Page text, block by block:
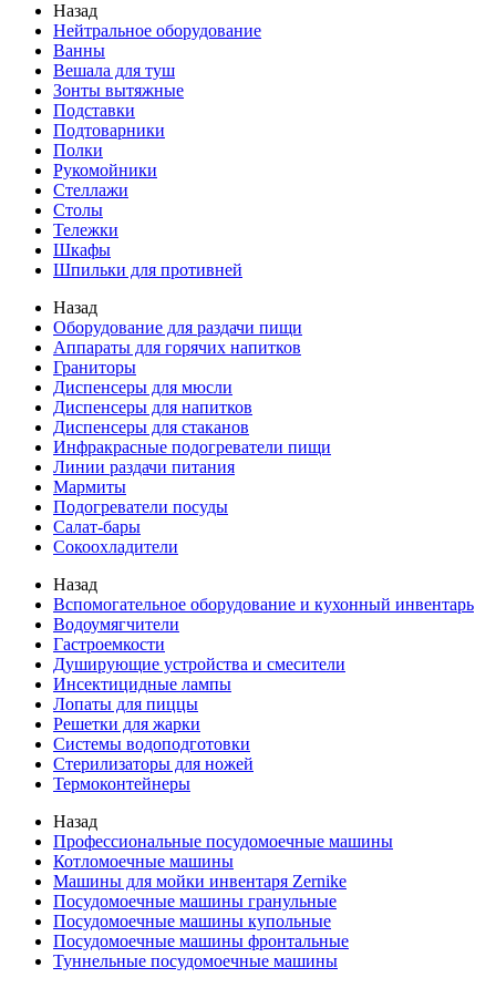
Назад
Нейтральное оборудование
Ванны
Вешала для туш
Зонты вытяжные
Подставки
Подтоварники
Полки
Рукомойники
Стеллажи
Столы
Тележки
Шкафы
Шпильки для противней
Назад
Оборудование для раздачи пищи
Аппараты для горячих напитков
Граниторы
Диспенсеры для мюсли
Диспенсеры для напитков
Диспенсеры для стаканов
Инфракрасные подогреватели пищи
Линии раздачи питания
Мармиты
Подогреватели посуды
Салат-бары
Сокоохладители
Назад
Вспомогательное оборудование и кухонный инвентарь
Водоумягчители
Гастроемкости
Душирующие устройства и смесители
Инсектицидные лампы
Лопаты для пиццы
Решетки для жарки
Системы водоподготовки
Стерилизаторы для ножей
Термоконтейнеры
Назад
Профессиональные посудомоечные машины
Котломоечные машины
Машины для мойки инвентаря Zernike
Посудомоечные машины гранульные
Посудомоечные машины купольные
Посудомоечные машины фронтальные
Туннельные посудомоечные машины